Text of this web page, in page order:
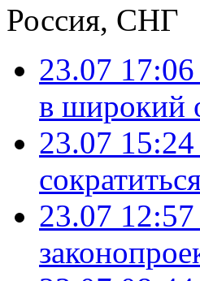
Россия, СНГ
23.07 17:06
в широкий
23.07 15:24
23.07 12:57